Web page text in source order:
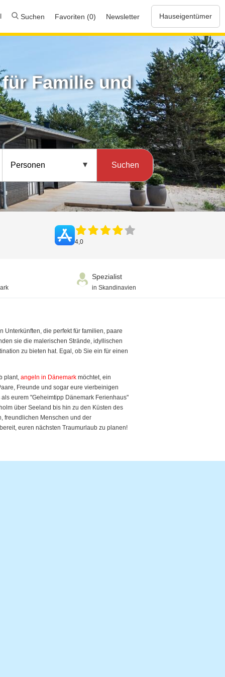
Suchen Favoriten (0) Newsletter Hauseigentümer
Familie und
Personen Suchen
4,0
Spezialist
in Skandinavien
die perfekt für familien, paare
sie die malerischen Strände, idyllischen
zu bieten hat. Egal, ob Sie ein für einen
plant, angeln in Dänemark möchtet, ein
Freunde und sogar eure vierbeinigen
eurem "Geheimtipp Dänemark Ferienhaus"
über Seeland bis hin zu den Küsten des
freundlichen Menschen und der
euren nächsten Traumurlaub zu planen!